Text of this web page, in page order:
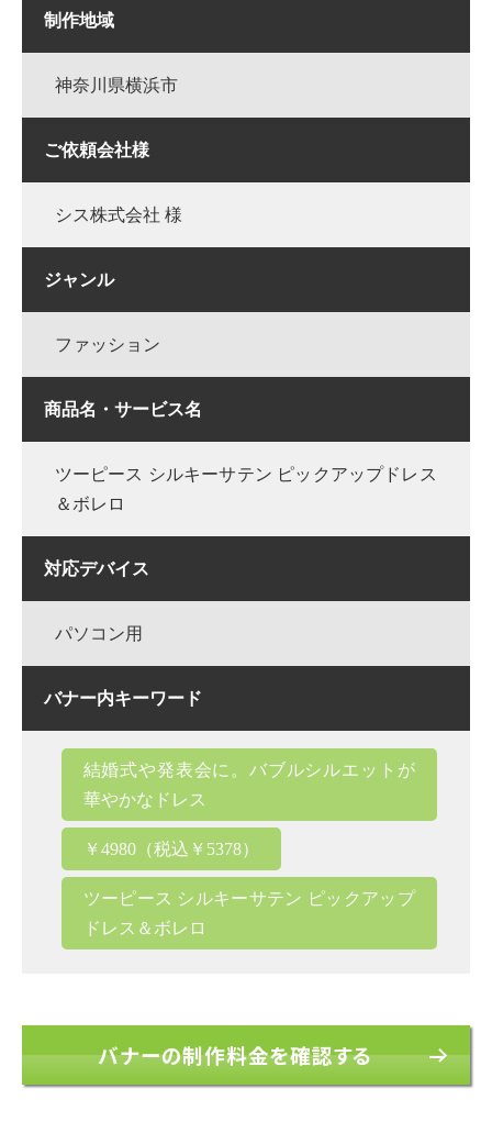
制作地域
神奈川県横浜市
ご依頼会社様
シス株式会社 様
ジャンル
ファッション
商品名・サービス名
ツーピース シルキーサテン ピックアップドレス
＆ボレロ
対応デバイス
パソコン用
バナー内キーワード
結婚式や発表会に。バブルシルエットが
華やかなドレス
￥4980（税込￥5378）
ツーピース シルキーサテン ピックアップ
ドレス＆ボレロ
バナーの制作料金を確認する